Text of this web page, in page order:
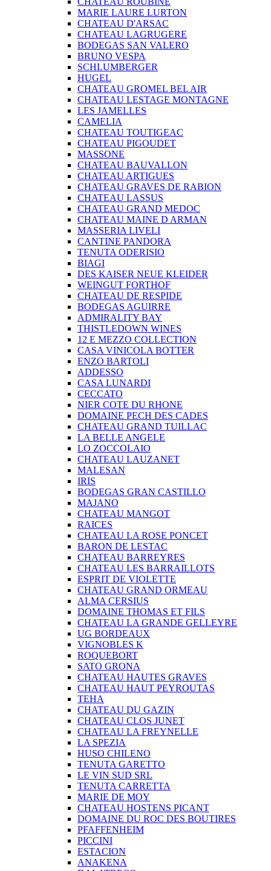
MARIE LAURE LURTON
CHATEAU D'ARSAC
CHATEAU LAGRUGERE
BODEGAS SAN VALERO
BRUNO VESPA
SCHLUMBERGER
HUGEL
CHATEAU GROMEL BEL AIR
CHATEAU LESTAGE MONTAGNE
LES JAMELLES
CAMELIA
CHATEAU TOUTIGEAC
CHATEAU PIGOUDET
MASSONE
CHATEAU BAUVALLON
CHATEAU ARTIGUES
CHATEAU GRAVES DE RABION
CHATEAU LASSUS
CHATEAU GRAND MEDOC
CHATEAU MAINE D ARMAN
MASSERIA LIVELI
CANTINE PANDORA
TENUTA ODERISIO
BIAGI
DES KAISER NEUE KLEIDER
WEINGUT FORTHOF
CHATEAU DE RESPIDE
BODEGAS AGUIRRE
ADMIRALITY BAY
THISTLEDOWN WINES
12 E MEZZO COLLECTION
CASA VINICOLA BOTTER
ENZO BARTOLI
ADDESSO
CASA LUNARDI
CECCATO
NIER COTE DU RHONE
DOMAINE PECH DES CADES
CHATEAU GRAND TUILLAC
LA BELLE ANGELE
LO ZOCCOLAIO
CHATEAU LAUZANET
MALESAN
IRIS
BODEGAS GRAN CASTILLO
MAJANO
CHATEAU MANGOT
RAICES
CHATEAU LA ROSE PONCET
BARON DE LESTAC
CHATEAU BARREYRES
CHATEAU LES BARRAILLOTS
ESPRIT DE VIOLETTE
CHATEAU GRAND ORMEAU
ALMA CERSIUS
DOMAINE THOMAS ET FILS
CHATEAU LA GRANDE GELLEYRE
UG BORDEAUX
VIGNOBLES K
ROQUEBORT
SATO GRONA
CHATEAU HAUTES GRAVES
CHATEAU HAUT PEYROUTAS
TEHA
CHATEAU DU GAZIN
CHATEAU CLOS JUNET
CHATEAU LA FREYNELLE
LA SPEZIA
HUSO CHILENO
TENUTA GARETTO
LE VIN SUD SRL
TENUTA CARRETTA
MARIE DE MOY
CHATEAU HOSTENS PICANT
DOMAINE DU ROC DES BOUTIRES
PFAFFENHEIM
PICCINI
ESTACION
ANAKENA